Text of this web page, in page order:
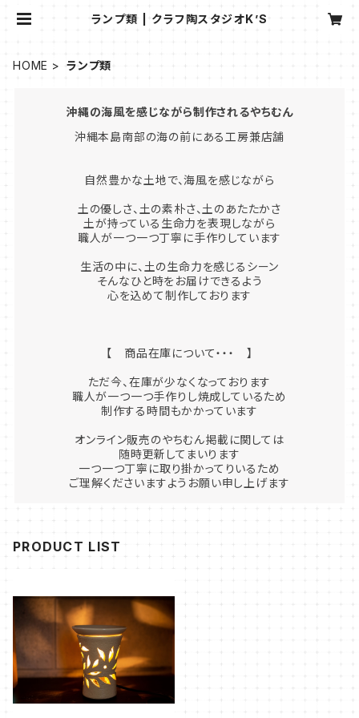
ランプ類 | クラフ陶スタジオK’S
HOME ランプ類
沖縄の海風を感じながら制作されるやちむん
沖縄本島南部の海の前にある工房兼店舗
自然豊かな土地で、海風を感じながら
土の優しさ、土の素朴さ、土のあたたかさ
土が持っている生命力を表現しながら
職人が一つ一つ丁寧に手作りしています
生活の中に、土の生命力を感じるシーン
そんなひと時をお届けできるよう
心を込めて制作しております
【 商品在庫について・・・ 】
ただ今、在庫が少なくなっております
職人が一つ一つ手作りし焼成しているため
制作する時間もかかっています
オンライン販売のやちむん掲載に関しては
随時更新してまいります
一つ一つ丁寧に取り掛かってりいるため
ご理解くださいますようお願い申し上げます
PRODUCT LIST